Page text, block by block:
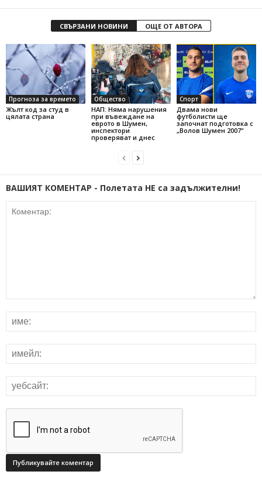
СВЪРЗАНИ НОВИНИ ОЩЕ ОТ АВТОРА
Прогноза за времето
Жълт код за студ в
цялата страна
Общество
НАП: Няма нарушения
при въвеждане на
еврото в Шумен,
инспектори
проверяват и днес
Спорт
Двама нови
футболисти ще
започнат подготовка с
„Волов Шумен 2007“
ВАШИЯТ КОМЕНТАР - Полетата НЕ са задължителни!